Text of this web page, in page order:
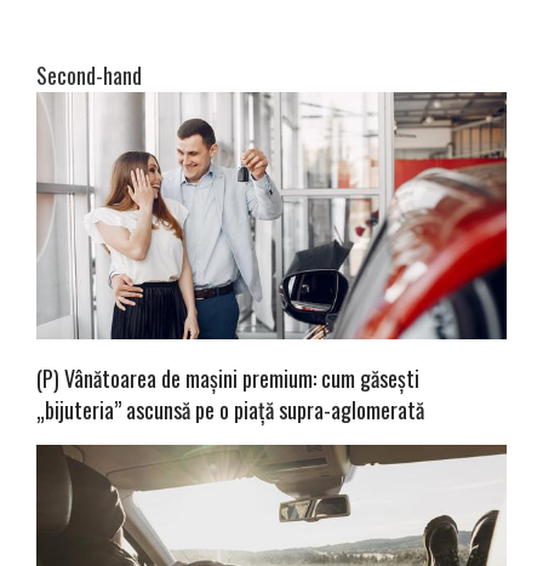
Second-hand
(P) Vânătoarea de mașini premium: cum găsești
„bijuteria” ascunsă pe o piață supra-aglomerată